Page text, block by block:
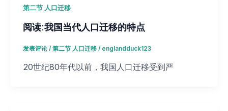
第二节 人口迁移
阅读:我国当代人口迁移的特点
发表评论 /第二节 人口迁移/ englandduck123
20世纪80年代以前，我国人口迁移受到严